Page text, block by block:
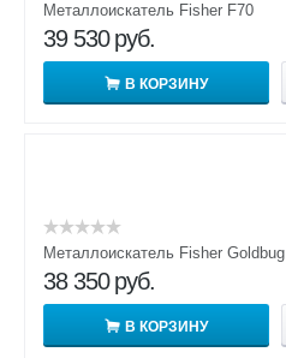
Металлоискатель Fisher F70
39 530 руб.
В КОРЗИНУ
Металлоискатель Fisher Goldbug
38 350 руб.
В КОРЗИНУ